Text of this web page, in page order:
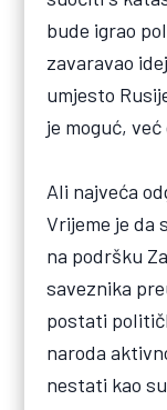
bude igrao
zavaravao
umjesto
je moguć,
Ali najveća
Vrijeme je da
na podršku
saveznika
postati
naroda
nestati kao